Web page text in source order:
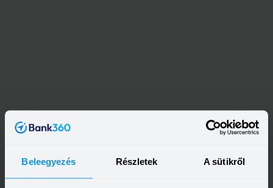
Beleegyezés Részletek A sütikről
ÁLLAMPAPÍR